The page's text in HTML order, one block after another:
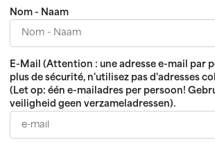
Nom - Naam
E-Mail (Attention : une adresse e-mail par
plus de sécurité, n'utilisez pas d'adresses
(Let op: één e-mailadres per persoon!
veiligheid geen verzameladressen).